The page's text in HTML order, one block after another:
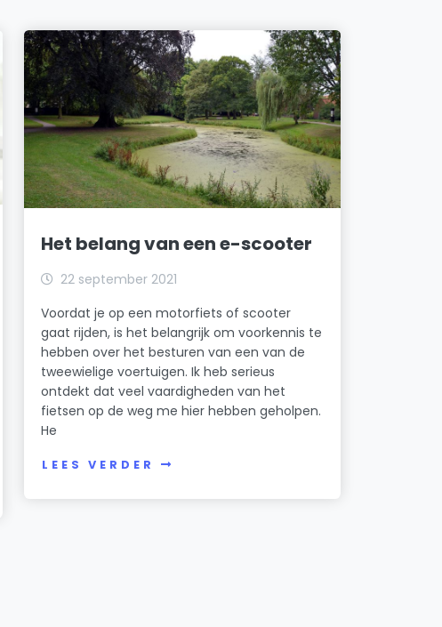
Het belang van een e-scooter
22 september 2021
Voordat je op een motorfiets of scooter
gaat rijden, is het belangrijk om voorkennis te
hebben over het besturen van een van de
tweewielige voertuigen. Ik heb serieus
ontdekt dat veel vaardigheden van het
fietsen op de weg me hier hebben geholpen.
He
LEES VERDER